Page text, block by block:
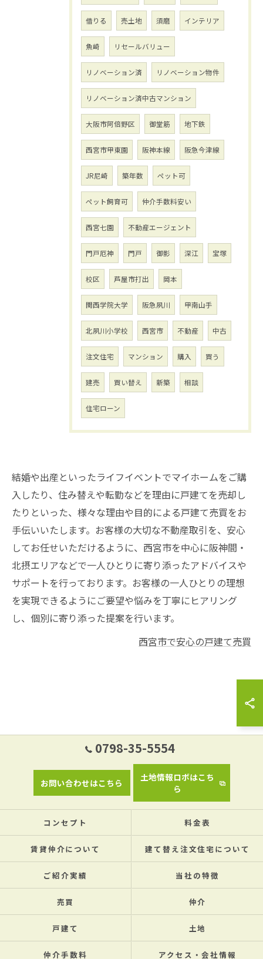
借りる 売土地 須磨 インテリア
魚崎 リセールバリュー
リノベーション済 リノベーション物件
リノベーション済中古マンション
大阪市阿倍野区 御堂筋 地下鉄
西宮市甲東園 阪神本線 阪急今津線
JR尼崎 築年数 ペット可
ペット飼育可 仲介手数料安い
西宮七園 不動産エージェント
門戸厄神 門戸 御影 深江 宝塚
校区 芦屋市打出 岡本
関西学院大学 阪急夙川 甲南山手
北夙川小学校 西宮市 不動産 中古
注文住宅 マンション 購入 買う
建売 買い替え 新築 相談
住宅ローン
結婚や出産といったライフイベントでマイホームをご購
入したり、住み替えや転勤などを理由に戸建てを売却し
たりといった、様々な理由や目的による戸建て売買をお
手伝いいたします。お客様の大切な不動産取引を、安心
してお任せいただけるように、西宮市を中心に阪神間・
北摂エリアなどで一人ひとりに寄り添ったアドバイスや
サポートを行っております。お客様の一人ひとりの理想
を実現できるようにご要望や悩みを丁寧にヒアリング
し、個別に寄り添った提案を行います。
西宮市で安心の戸建て売買
0798-35-5554
お問い合わせはこちら
土地情報ロボはこち
ら
コンセプト 料金表
賃貸仲介について 建て替え注文住宅について
ご紹介実績 当社の特徴
売買 仲介
戸建て 土地
仲介手数料 アクセス・会社情報